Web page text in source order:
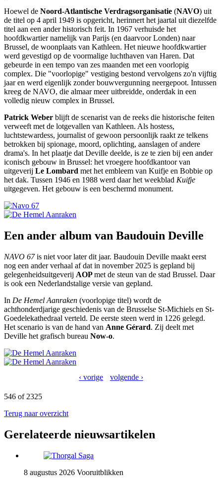
Hoewel de Noord-Atlantische Verdragsorganisatie (NAVO) uit
de titel op 4 april 1949 is opgericht, herinnert het jaartal uit diezelfde
titel aan een ander historisch feit. In 1967 verhuisde het
hoofdkwartier namelijk van Parijs (en daarvoor Londen) naar
Brussel, de woonplaats van Kathleen. Het nieuwe hoofdkwartier
werd gevestigd op de voormalige luchthaven van Haren. Dat
gebeurde in een tempo van zes maanden met een voorlopig
complex. Die "voorlopige" vestiging bestond vervolgens zo'n vijftig
jaar en werd eigenlijk zonder bouwvergunning neergepoot. Intussen
kreeg de NAVO, die almaar meer uitbreidde, onderdak in een
volledig nieuw complex in Brussel.
Patrick Weber blijft de scenarist van de reeks die historische feiten
verweeft met de lotgevallen van Kathleen. Als hostess,
luchtstewardess, journalist of gewoon persoonlijk raakt ze telkens
betrokken bij spionage, moord, oplichting, aanslagen of andere
drama's. In het plaatje dat Deville deelde, is ze te zien bij een ander
iconisch gebouw in Brussel: het vroegere hoofdkantoor van
uitgeverij Le Lombard met het embleem van Kuifje en Bobbie op
het dak. Tussen 1946 en 1988 werd daar het weekblad Kuifje
uitgegeven. Het gebouw is een beschermd monument.
Een ander album van Baudouin Deville
NAVO 67is niet voor later dit jaar. Baudouin Deville maakt eerst
nog een ander verhaal af dat in november 2025 is gepland bij
gelegenheidsuitgeverij AOPmet de steun van de stad Brussel. Daar
is ook een Nederlandstalige versie van gepland.
In De Hemel Aanraken (voorlopige titel) wordt de
achthonderdjarige geschiedenis van de Brusselse St-Michiels en St-
Goedelekathedraal verteld. De eerste steen werd in 1226 gelegd.
Het scenario is van de hand van Anne Gérard. Zij deelt met
Deville het grafisch bureau Now-o.
‹ vorige volgende ›
546 of 2325
Terug naar overzicht
Gerelateerde nieuwsartikelen
8 augustus 2026 Vooruitblikken